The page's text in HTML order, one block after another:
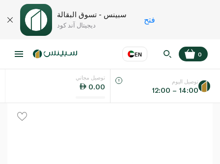
سبينس - تسوق البقالة
ديجيتال آند كود
فتح
EN
اللغة عر
0
توصيل مجاني
0.00
توصيل اليوم
12:00 – 14:00